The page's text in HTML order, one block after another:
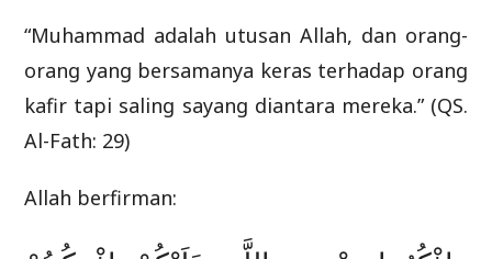
“Muhammad adalah utusan Allah, dan orang-
orang yang bersamanya keras terhadap orang
kafir tapi saling sayang diantara mereka.” (QS.
Al-Fath: 29)
Allah berfirman: